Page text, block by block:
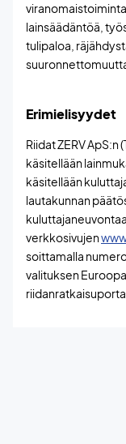
lainsäädäntöä,
tulipaloa,
Erimielisyydet
Riidat ZERV ApS:n
käsitellään
käsitellään
lautakunnan
verkkosivujen
soittamalla
valituksen